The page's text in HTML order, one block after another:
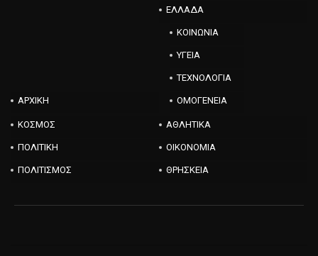
ΑΡΧΙΚΗ
ΕΛΛΑΔΑ
ΚΟΙΝΩΝΙΑ
ΥΓΕΙΑ
ΤΕΧΝΟΛΟΓΙΑ
ΟΜΟΓΕΝΕΙΑ
ΚΟΣΜΟΣ ΑΘΛΗΤΙΚΑ
ΠΟΛΙΤΙΚΗ ΟΙΚΟΝΟΜΙΑ
ΠΟΛΙΤΙΣΜΟΣ ΘΡΗΣΚΕΙΑ